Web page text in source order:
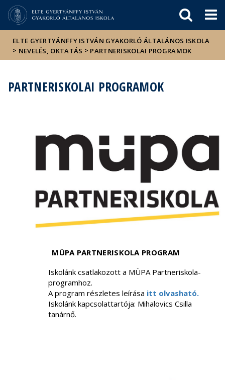
Hírek
Események
ELTE a
sajtóban
ELTE GYERTYÁNFFY ISTVÁN GYAKORLÓ ÁLTALÁNOS ISKOLA
> NEVELÉS, OKTATÁS > PARTNERISKOLAI PROGRAMOK
PARTNERISKOLAI PROGRAMOK
MÜPA PARTNERISKOLA PROGRAM
Iskolánk csatlakozott a MÜPA Partneriskola-
programhoz.
A program részletes leírása itt olvasható.
Iskolánk kapcsolattartója: Mihalovics Csilla
tanárnő.